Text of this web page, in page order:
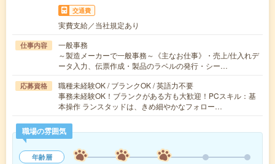
交通費
実費支給／当社規定あり
仕事内容
一般事務
～製造メーカーで一般事務～《主なお仕事》・売上/仕入れデ
ータ入力、伝票作成・製品のラベルの発行・シー…
応募資格
職種未経験OK / ブランクOK / 英語力不要
事務未経験OK！ブランクがある方も大歓迎！PCスキル：基
本操作 ランスタッドは、きめ細やかなフォロー…
職場の雰囲気
年齢層